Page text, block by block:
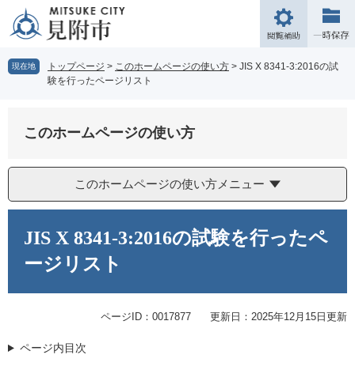
の
先
ー
を
文
閲
覧
補
現在地 トップページ > このホームページの使い方 > JIS X 8341-3:2016の試
験を行ったページリスト
このホームページの使い方
このホームページの使い方メニュー
JIS X 8341-3:2016の試験を行ったペ
ージリスト
ページID：0017877 更新日：2025年12月15日更新
ページ内目次